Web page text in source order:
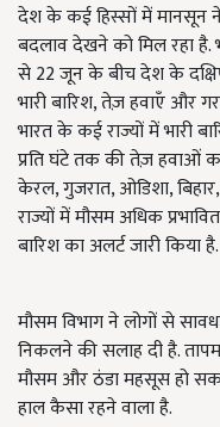
देश के कई हिस्सों में मानसून
बदलाव देखने को मिल रहा है.
से 22 जून के बीच देश के दक्षिण,
भारी बारिश, तेज़ हवाएँ और
भारत के कई राज्यों में भारी
प्रति घंटे तक की तेज़ हवाओं
केरल, गुजरात, ओडिशा,
राज्यों में मौसम अधिक
बारिश का अलर्ट जारी किया है.
मौसम विभाग ने लोगों से
निकलने की सलाह दी है.
मौसम और ठंडा महसूस हो
हाल कैसा रहने वाला है.